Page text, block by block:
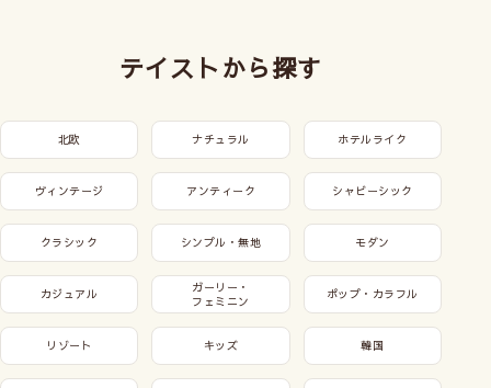
テイストから探す
北欧 ナチュラル ホテルライク
ヴィンテージ アンティーク シャビーシック
クラシック シンプル・無地 モダン
カジュアル
ガーリー・
フェミニン
ポップ・カラフル
リゾート キッズ 韓国